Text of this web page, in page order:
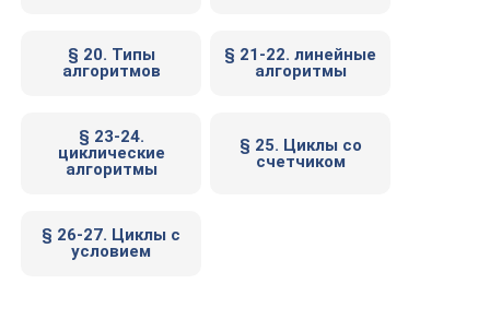
§ 20. Типы
алгоритмов
§ 21-22. линейные
алгоритмы
§ 23-24.
циклические
алгоритмы
§ 25. Циклы со
счетчиком
§ 26-27. Циклы с
условием